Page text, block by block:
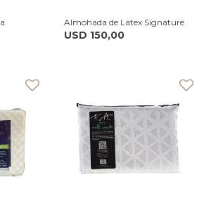
Almohada de Latex Signature
USD 150,00